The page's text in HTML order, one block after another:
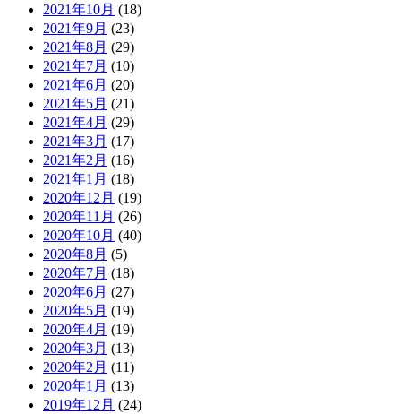
2021年10月 (18)
2021年9月 (23)
2021年8月 (29)
2021年7月 (10)
2021年6月 (20)
2021年5月 (21)
2021年4月 (29)
2021年3月 (17)
2021年2月 (16)
2021年1月 (18)
2020年12月 (19)
2020年11月 (26)
2020年10月 (40)
2020年8月 (5)
2020年7月 (18)
2020年6月 (27)
2020年5月 (19)
2020年4月 (19)
2020年3月 (13)
2020年2月 (11)
2020年1月 (13)
2019年12月 (24)